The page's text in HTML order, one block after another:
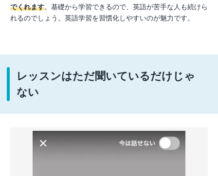
でくれます。基礎から学習できるので、英語が苦手な人も続けら
れるのでしょう。英語学習を習慣化しやすいのが魅力です。
レッスンはただ聞いているだけじゃ
ない